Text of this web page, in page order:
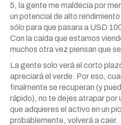
5, la gente me maldecía por
un potencial de alto
sólo para que pasara a USD
Con la caída que estamos
muchos otra vez piensan que
La gente solo verá el corto
apreciará el verde. Por eso,
finalmente se recuperan (y
rápido), no te dejes atrapar por
que adquieres el activo en un
probablemente, volverá a caer.